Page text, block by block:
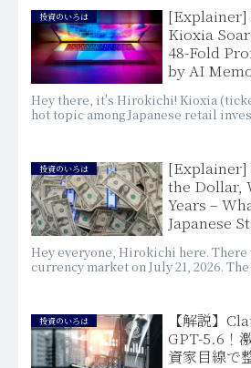
投資のいろは
[Explainer]
Kioxia
48-Fold
by AI
Hey there, it's Hirokichi! Kioxia
hot topic among Japanese retail
投資のいろは
[Explainer]
the Dollar,
Years –
Japanese
Hey everyone, Hirokichi here. There
currency market on July 21, 2026.
投資のいろは
【解説】
GPT-5.6！
資家目線で